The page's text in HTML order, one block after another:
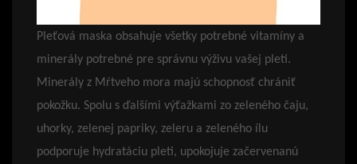
Pleťová maska obsahuje všetky potrebné vitamíny a
minerály potrebné pre správnu výživu vašej pleti.
Minerály z Mŕtveho mora majú schopnosť chrániť
pokožku. Spolu s ďalšími výťažkami zo zeleného čaju,
uhorky, zelenej papriky, zeleru a zeleného ílu
podporuje hydratáciu pleti, upokojuje začervenanú